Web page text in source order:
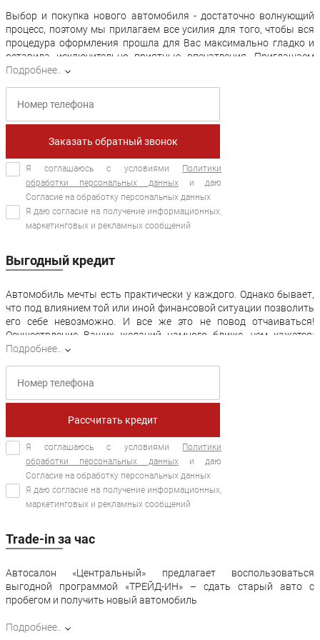
Выбор и покупка нового автомобиля - достаточно волнующий
процесс, поэтому мы прилагаем все усилия для того, чтобы вся
процедура оформления прошла для Вас максимально гладко и
оставила исключительно приятные впечатления. Приглашаем
Вас оценить самые яркие преимущества крупнейшего
Быстрое оформление кредита по лояльным процентным
ставкам;
программам;
А также акции, солидные скидки и ценные подарки
Безупречная репутация и сотни положительных отзывов – наша
особая гордость, и сегодня стать одним из благодарных
клиентов можете и Вы!
найти на странице «Контакты»!
Подробнее..
Заказать обратный звонок
Я соглашаюсь с условиями
Политики
обработки персональных данныхи даю
Согласие на обработку персональных данных
Я даю согласие на получение информационных,
маркетинговых и рекламных сообщений
Выгодный кредит
Автомобиль мечты есть практически у каждого. Однако бывает,
что под влиянием той или иной финансовой ситуации позволить
его себе невозможно. И все же это не повод отчаиваться!
Осуществление Ваших желаний намного ближе, чем кажется:
достаточно оформить кредит – и стать владельцем нового
К Вашим услугам – выгодные программы кредитования от 47
солидных российских банков, которые предлагает крупнейший
займа Вас приятно удивят: лояльные процентные ставки от и
удобный график выплат сделают погашение максимально
комфортным.
Оформляя запрос на кредит нового или подержанного авто, в
95% случаев кредит одобряется банком-партнером.
Подробнее..
Рассчитать кредит
Я соглашаюсь с условиями
Политики
обработки персональных данныхи даю
Согласие на обработку персональных данных
Я даю согласие на получение информационных,
маркетинговых и рекламных сообщений
Trade-in за час
Автосалон «Центральный» предлагает воспользоваться
выгодной программой «ТРЕЙД-ИН» – сдать старый авто с
пробегом и получить новый автомобиль
Данной услугой уже воспользовались десятки людей, а мы
Подробнее..